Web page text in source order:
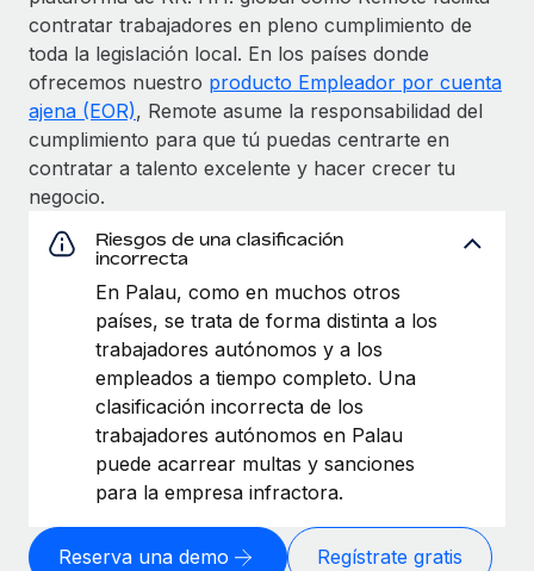
contratar trabajadores en pleno cumplimiento de
toda la legislación local. En los países donde
ofrecemos nuestro producto Empleador por cuenta
ajena (EOR), Remote asume la responsabilidad del
cumplimiento para que tú puedas centrarte en
contratar a talento excelente y hacer crecer tu
negocio.
Riesgos de una clasificación
incorrecta
En Palau, como en muchos otros
países, se trata de forma distinta a los
trabajadores autónomos y a los
empleados a tiempo completo. Una
clasificación incorrecta de los
trabajadores autónomos en Palau
puede acarrear multas y sanciones
para la empresa infractora.
Reserva una demo Regístrate gratis